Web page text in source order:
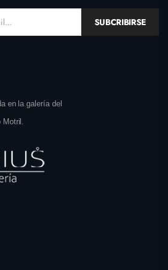
SUBCRIBIRSE
en la galería del
Motril.